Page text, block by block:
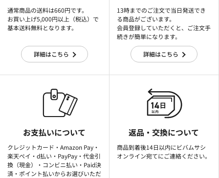
通常商品の送料は660円です。
お買い上げ5,000円以上（税込）で
基本送料無料となります。
詳細はこちら
13時までのご注文で当日発送でき
る商品がございます。
会員登録していただくと、ご注文手
続きが簡単になります。
詳細はこちら
お支払いについて
クレジットカード・Amazon Pay・
楽天ぺイ・d払い・PayPay・代金引
換（現金）・コンビニ払い・Paid決
済・ポイント払いからお選びいただ
返品・交換について
商品到着後14日以内にビバムサシ
オンライン宛てにご連絡ください。